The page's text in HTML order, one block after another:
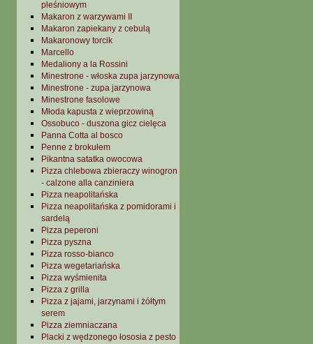
pleśniowym
Makaron z warzywami II
Makaron zapiekany z cebulą
Makaronowy torcik
Marcello
Medaliony a la Rossini
Minestrone - włoska zupa jarzynowa
Minestrone - zupa jarzynowa
Minestrone fasolowe
Młoda kapusta z wieprzowiną
Ossobuco - duszona gicz cielęca
Panna Cotta al bosco
Penne z brokułem
Pikantna satatka owocowa
Pizza chlebowa zbieraczy winogron
- calzone alla canziniera
Pizza neapolitańska
Pizza neapolitańska z pomidorami i
sardelą
Pizza peperoni
Pizza pyszna
Pizza rosso-bianco
Pizza wegetariańska
Pizza wyśmienita
Pizza z grilla
Pizza z jajami, jarzynami i żółtym
serem
Pizza ziemniaczana
Placki z wędzonego łososia z pesto